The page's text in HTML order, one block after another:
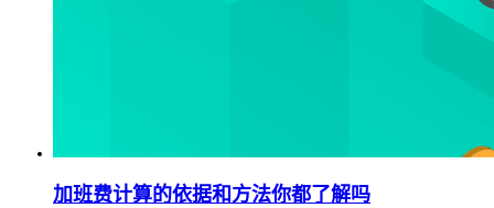
加班费计算的依据和方法你都了解吗